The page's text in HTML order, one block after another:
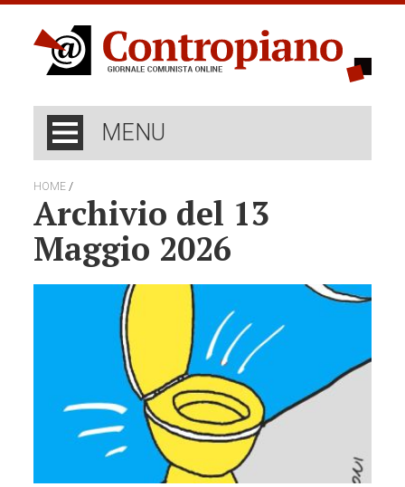
MENU
HOME /
Archivio del 13
Maggio 2026